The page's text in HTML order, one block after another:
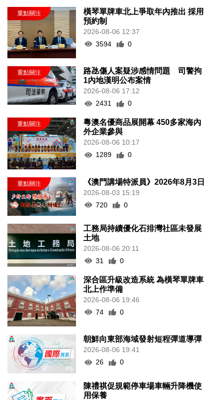
橫琴單牌車北上爭取年內推出 採用
預約制
2026-08-06 12:37
3594
0
路氹傷人案疑涉感情問題 司警拘
1內地漢明公布案情
2026-08-06 17:12
2431
0
粵澳名優商品展開幕 450多家海內
外企業參與
2026-08-06 10:17
1289
0
《澳門講場特派員》2026年8月3日
2026-08-03 15:19
720
0
工務局持續優化石排灣社區未發展
土地
2026-08-06 20:11
31
0
深合區升級改造系統 為橫琴單牌車
北上作準備
2026-08-06 19:46
74
0
朝鮮向東部海域發射短程彈道導彈
2026-08-06 19:41
26
0
陳禮祺促規範停車場車輛升降機使
用保養